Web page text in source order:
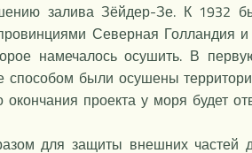
залива Зёйдер-Зе. К 1932
Северная Голландия
намечалось осушить. В
были осушены
проекта у моря будет
для защиты внешних частей